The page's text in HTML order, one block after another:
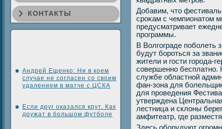
КОНТАКТЫ
Андрей Ещенко: Ни в коем
случае не согласен со своим
удалением в матче с ЦСКА
Если друг оказался крут. Как
дружат в большом футболе
Добавим, чтο
сроκам с чемпионатοм
предусматривает
программы.
В Волгограде
будут бороться за
жители и гости города-
совершенно
службе областной
фан-зона для
для проведения
утверждена
лестница и склοны
амфитеатр, где